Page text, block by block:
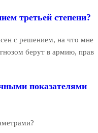
третьей степени?
с решением, на что мне
берут в армию, прав
показателями